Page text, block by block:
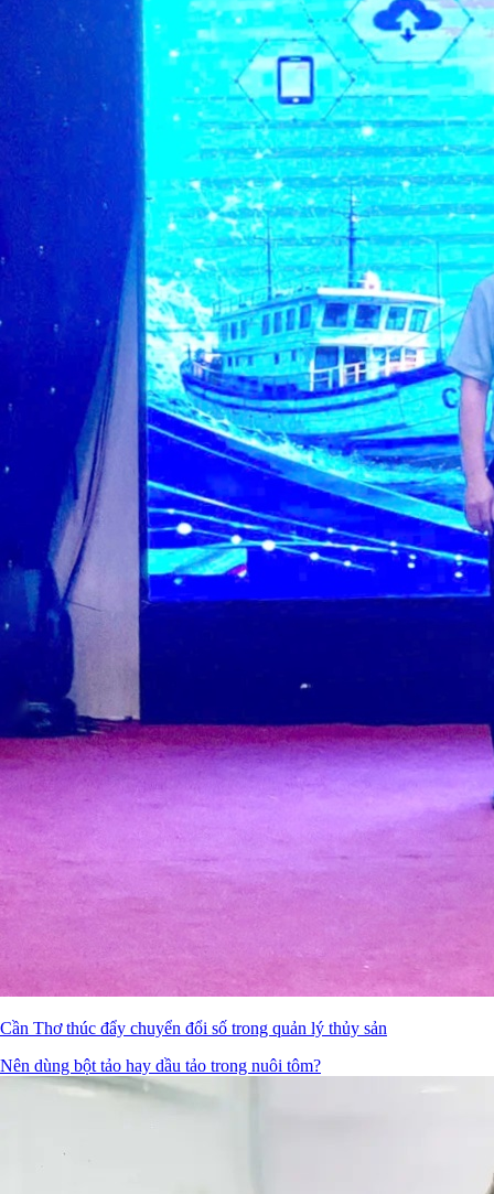
Cần Thơ thúc đẩy chuyển đổi số trong quản lý thủy sản
Nên dùng bột tảo hay dầu tảo trong nuôi tôm?